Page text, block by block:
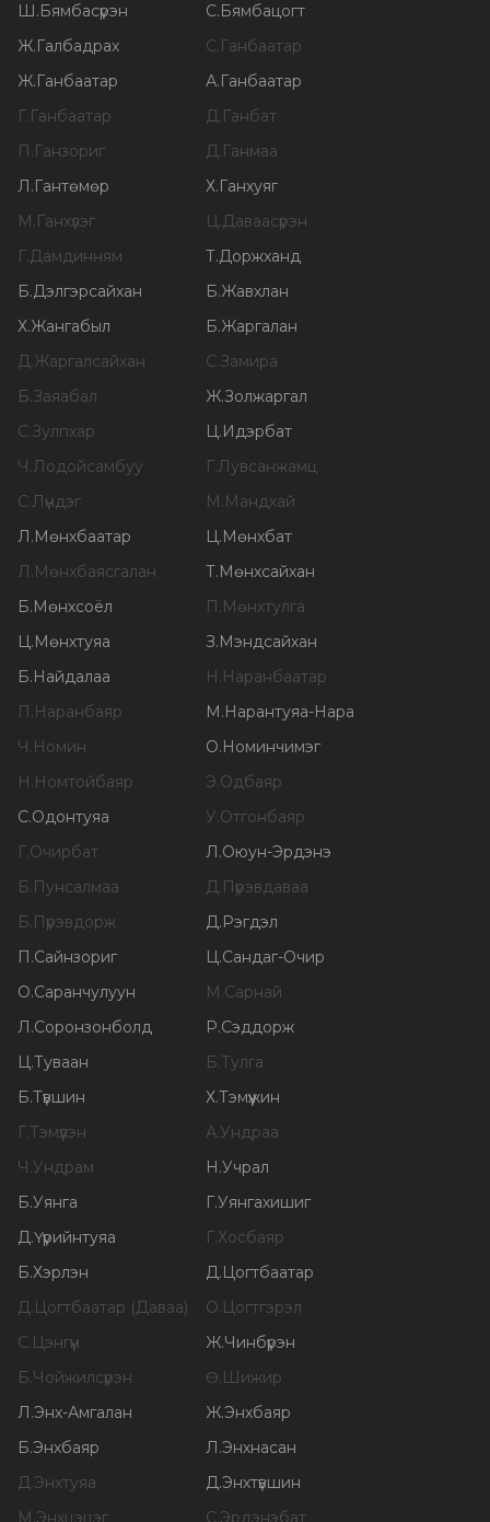
Ш.Бямбасүрэн С.Бямбацогт
Ж.Галбадрах С.Ганбаатар
Ж.Ганбаатар А.Ганбаатар
Г.Ганбаатар Д.Ганбат
П.Ганзориг Д.Ганмаа
Л.Гантөмөр Х.Ганхуяг
М.Ганхүлэг Ц.Даваасүрэн
Г.Дамдинням Т.Доржханд
Б.Дэлгэрсайхан Б.Жавхлан
Х.Жангабыл Б.Жаргалан
Д.Жаргалсайхан С.Замира
Б.Заяабал Ж.Золжаргал
С.Зулпхар Ц.Идэрбат
Ч.Лодойсамбуу Г.Лувсанжамц
С.Лүндэг М.Мандхай
Л.Мөнхбаатар Ц.Мөнхбат
Л.Мөнхбаясгалан Т.Мөнхсайхан
Б.Мөнхсоёл П.Мөнхтулга
Ц.Мөнхтуяа З.Мэндсайхан
Б.Найдалаа Н.Наранбаатар
П.Наранбаяр М.Нарантуяа-Нара
Ч.Номин О.Номинчимэг
Н.Номтойбаяр Э.Одбаяр
С.Одонтуяа У.Отгонбаяр
Г.Очирбат Л.Оюун-Эрдэнэ
Б.Пунсалмаа Д.Пүрэвдаваа
Б.Пүрэвдорж Д.Рэгдэл
П.Сайнзориг Ц.Сандаг-Очир
О.Саранчулуун М.Сарнай
Л.Соронзонболд Р.Сэддорж
Ц.Туваан Б.Тулга
Б.Түвшин Х.Тэмүүжин
Г.Тэмүүлэн А.Ундраа
Ч.Ундрам Н.Учрал
Б.Уянга Г.Уянгахишиг
Д.Үүрийнтуяа Г.Хосбаяр
Б.Хэрлэн Д.Цогтбаатар
Д.Цогтбаатар (Даваа) О.Цогтгэрэл
С.Цэнгүүн Ж.Чинбүрэн
Б.Чойжилсүрэн Ө.Шижир
Л.Энх-Амгалан Ж.Энхбаяр
Б.Энхбаяр Л.Энхнасан
Д.Энхтуяа Д.Энхтүвшин
М.Энхцэцэг С.Эрдэнэбат